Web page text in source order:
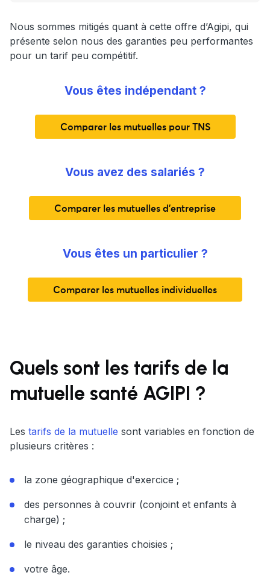
Nous sommes mitigés quant à cette offre d’Agipi, qui
présente selon nous des garanties peu performantes
pour un tarif peu compétitif.
Vous êtes indépendant ?
Comparer les mutuelles pour TNS
Vous avez des salariés ?
Comparer les mutuelles d'entreprise
Vous êtes un particulier ?
Comparer les mutuelles individuelles
Quels sont les tarifs de la
mutuelle santé AGIPI ?
Les tarifs de la mutuelle sont variables en fonction de
plusieurs critères :
la zone géographique d'exercice ;
des personnes à couvrir (conjoint et enfants à
charge) ;
le niveau des garanties choisies ;
votre âge.